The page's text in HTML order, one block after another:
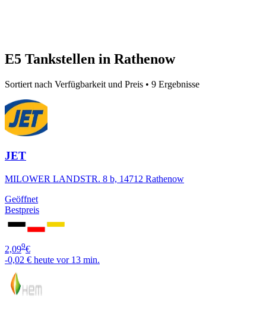
E5 Tankstellen in Rathenow
Sortiert nach Verfügbarkeit und Preis • 9 Ergebnisse
JET
MILOWER LANDSTR. 8 b, 14712 Rathenow
Geöffnet
Bestpreis
2,099€
-0,02 € heute vor 13 min.